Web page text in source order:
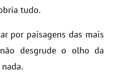
tudo.
por paisagens das mais
desgrude o olho da